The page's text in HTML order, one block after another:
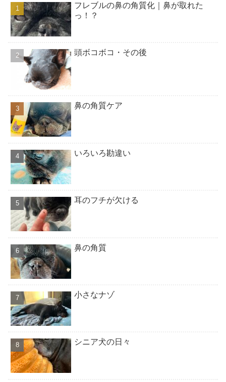
フレブルの鼻の角質化｜鼻が取れた
っ！？
頭ボコボコ・その後
鼻の角質ケア
いろいろ勘違い
耳のフチが欠ける
鼻の角質
小さなナゾ
シニア犬の日々